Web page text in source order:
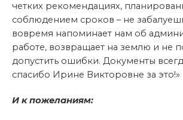
четких рекомендациях,
соблюдением сроков – не
вовремя напоминает нам об
работе, возвращает на землю и не
допустить ошибки. Документы
спасибо Ирине Викторовне за это!»
И к пожеланиям: